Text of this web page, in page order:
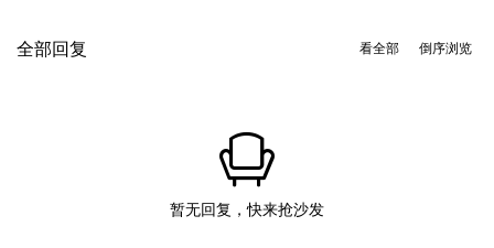
倒序浏览
看全部
全部回复
暂无回复，快来抢沙发